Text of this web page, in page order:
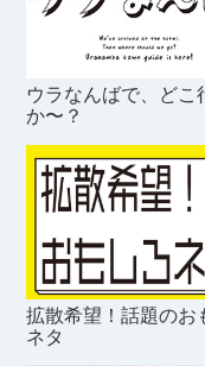
ウラなんばで、どこ
か〜？
拡散希望！話題のお
ネタ